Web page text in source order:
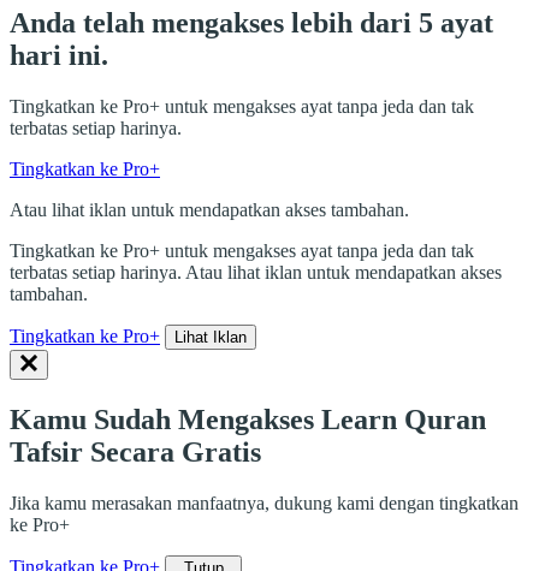
Anda telah mengakses lebih dari 5 ayat
hari ini.
Tingkatkan ke Pro+ untuk mengakses ayat tanpa jeda dan tak
terbatas setiap harinya.
Tingkatkan ke Pro+
Atau lihat iklan untuk mendapatkan akses tambahan.
Tingkatkan ke Pro+ untuk mengakses ayat tanpa jeda dan tak
terbatas setiap harinya. Atau lihat iklan untuk mendapatkan akses
tambahan.
Tingkatkan ke Pro+ Lihat Iklan
Kamu Sudah Mengakses Learn Quran
Tafsir Secara Gratis
Jika kamu merasakan manfaatnya, dukung kami dengan tingkatkan
ke Pro+
Tingkatkan ke Pro+